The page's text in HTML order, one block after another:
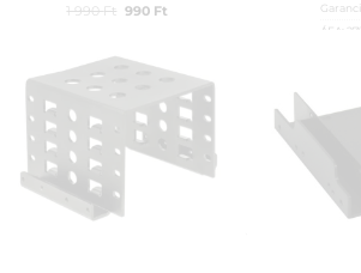
1 990Ft Original
was:
990 Ft.
990 FtCurrent
ÁFA:
27%